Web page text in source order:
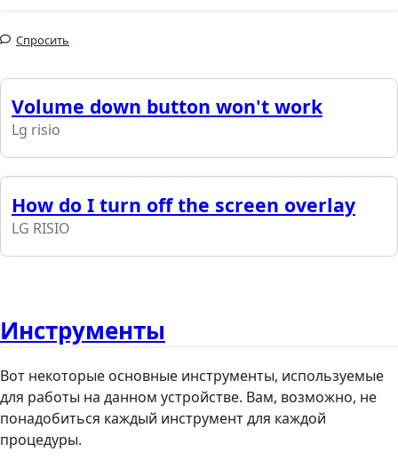
Спросить
Volume down button won't work
Lg risio
How do I turn off the screen overlay
LG RISIO
Инструменты
Вот некоторые основные инструменты, используемые
для работы на данном устройстве. Вам, возможно, не
понадобиться каждый инструмент для каждой
процедуры.